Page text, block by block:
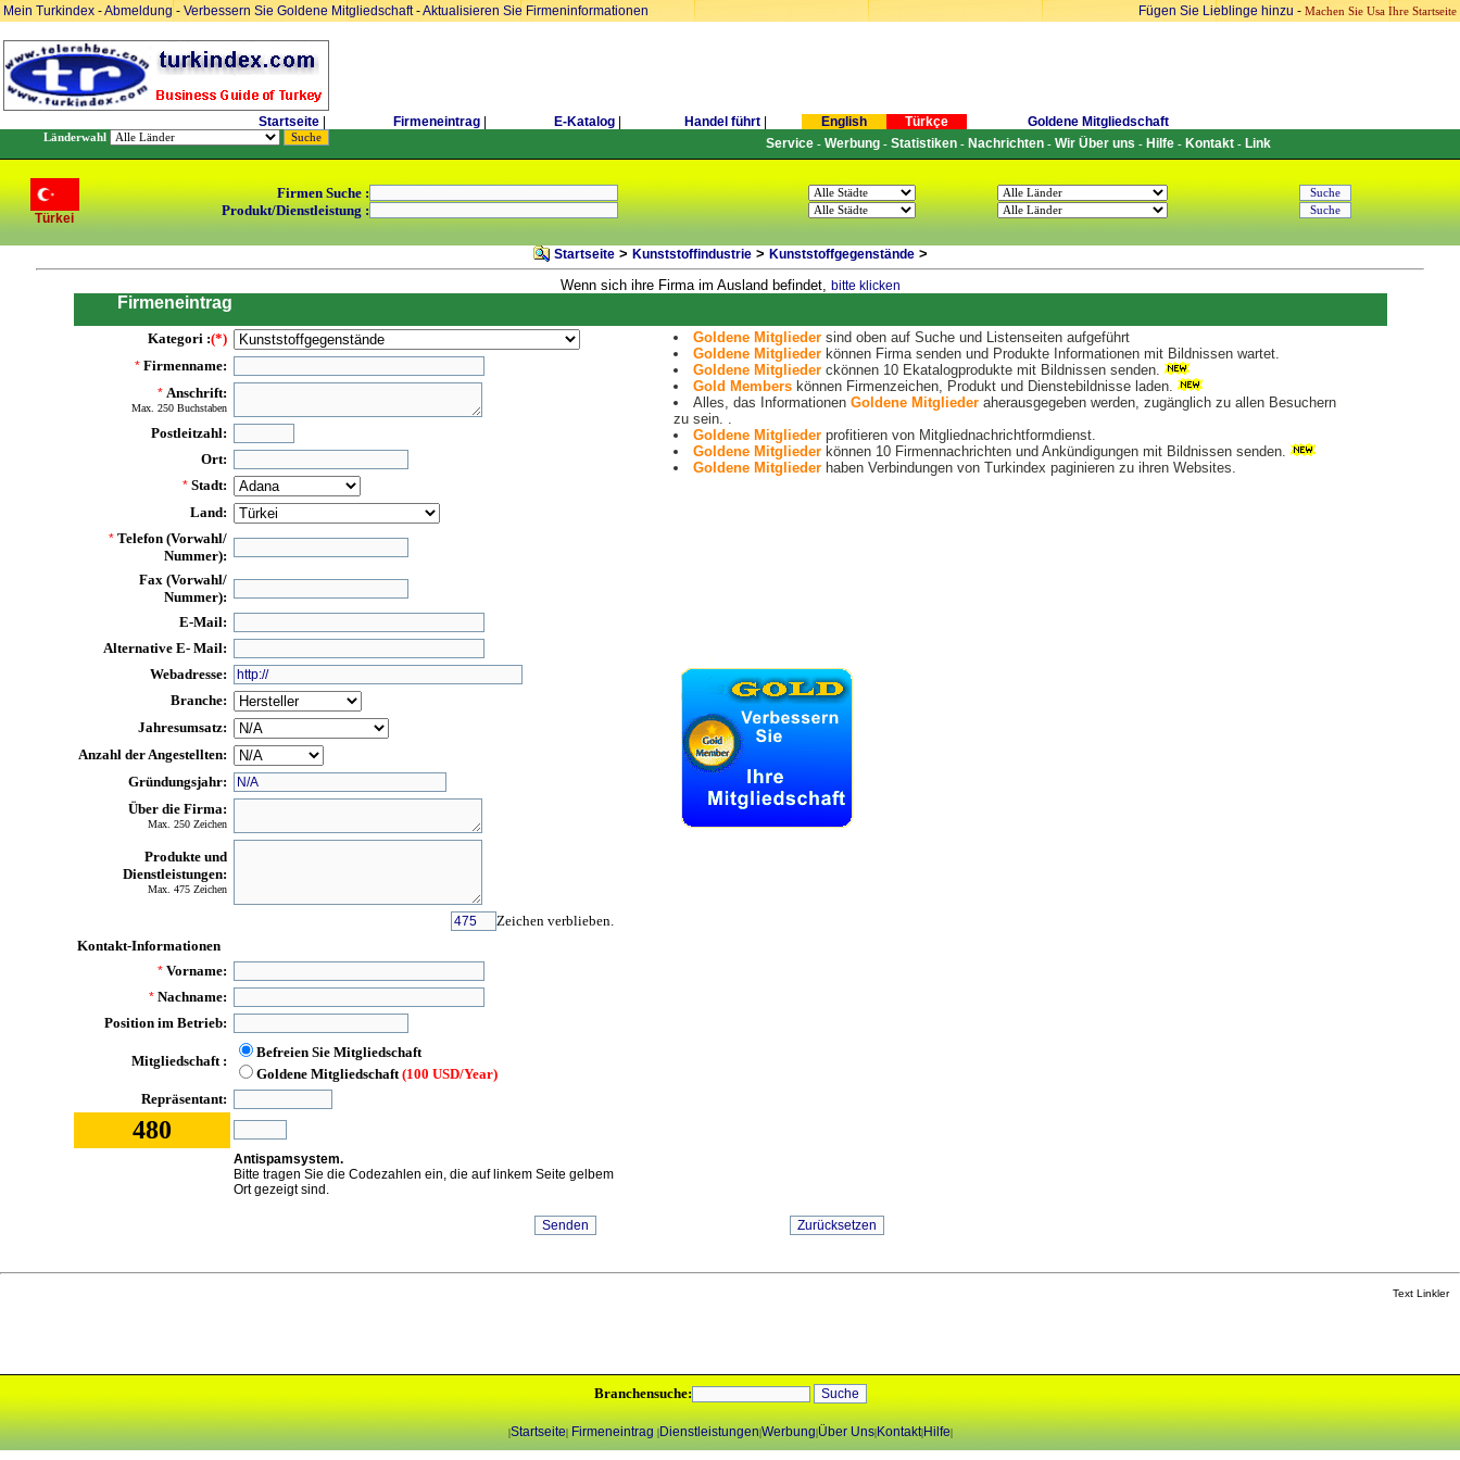
Mein Turkindex -Abmeldung- Verbessern Sie Goldene Mitgliedschaft-Aktualisieren Sie Firmeninformationen Fügen Sie Lieblinge hinzu - Machen Sie Usa Ihre Startseite
Startseite Firmeneintrag E-Katalog Handel führt English Türkçe Goldene Mitgliedschaft
Länderwahl Service- Werbung- Statistiken- Nachrichten- Wir Über uns - Hilfe- Kontakt- Link
Türkei
Firmen Suche :
Produkt/Dienstleistung :
Startseite> Kunststoffindustrie> Kunststoffgegenstände>
Wenn sich ihre Firma im Ausland befindet, bitte klicken
Firmeneintrag
Kategori :(*)
* Firmenname:
* Anschrift:
Max. 250 Buchstaben
Postleitzahl:
Ort:
* Stadt:
Land:
* Telefon (Vorwahl/
Nummer):
Fax (Vorwahl/
Nummer):
E-Mail:
Alternative E- Mail:
Webadresse:
Branche:
Jahresumsatz:
Anzahl der Angestellten:
Gründungsjahr:
Über die Firma:
Max. 250 Zeichen
Produkte und
Dienstleistungen:
Max. 475 Zeichen
Zeichen verblieben.
Kontakt-Informationen
* Vorname:
* Nachname:
Position im Betrieb:
Mitgliedschaft :
Befreien Sie Mitgliedschaft
Goldene Mitgliedschaft(100 USD/Year)
Repräsentant:
480
Antispamsystem.
Bitte tragen Sie die Codezahlen ein, die auf linkem Seite gelbem
Ort gezeigt sind.
Goldene Mitgliedersind oben auf Suche und Listenseiten aufgeführt
Goldene Mitglieder können Firma senden und Produkte Informationen mit Bildnissen wartet.
Goldene Mitgliederckönnen 10 Ekatalogprodukte mit Bildnissen senden.
Gold Memberskönnen Firmenzeichen, Produkt und Dienstebildnisse laden.
Alles, das Informationen Goldene Mitgliederaherausgegeben werden, zugänglich zu allen Besuchern
zu sein. .
Goldene Mitglieder profitieren von Mitgliednachrichtformdienst.
Goldene Mitgliederkönnen 10 Firmennachrichten und Ankündigungen mit Bildnissen senden.
Goldene Mitglieder haben Verbindungen von Turkindex paginieren zu ihren Websites.
Text Linkler
Branchensuche:
|Startseite| Firmeneintrag |Dienstleistungen|Werbung|Über Uns|Kontakt|Hilfe|